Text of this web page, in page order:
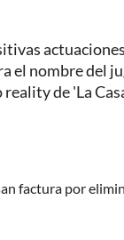
el nombre del
de 'La
factura por